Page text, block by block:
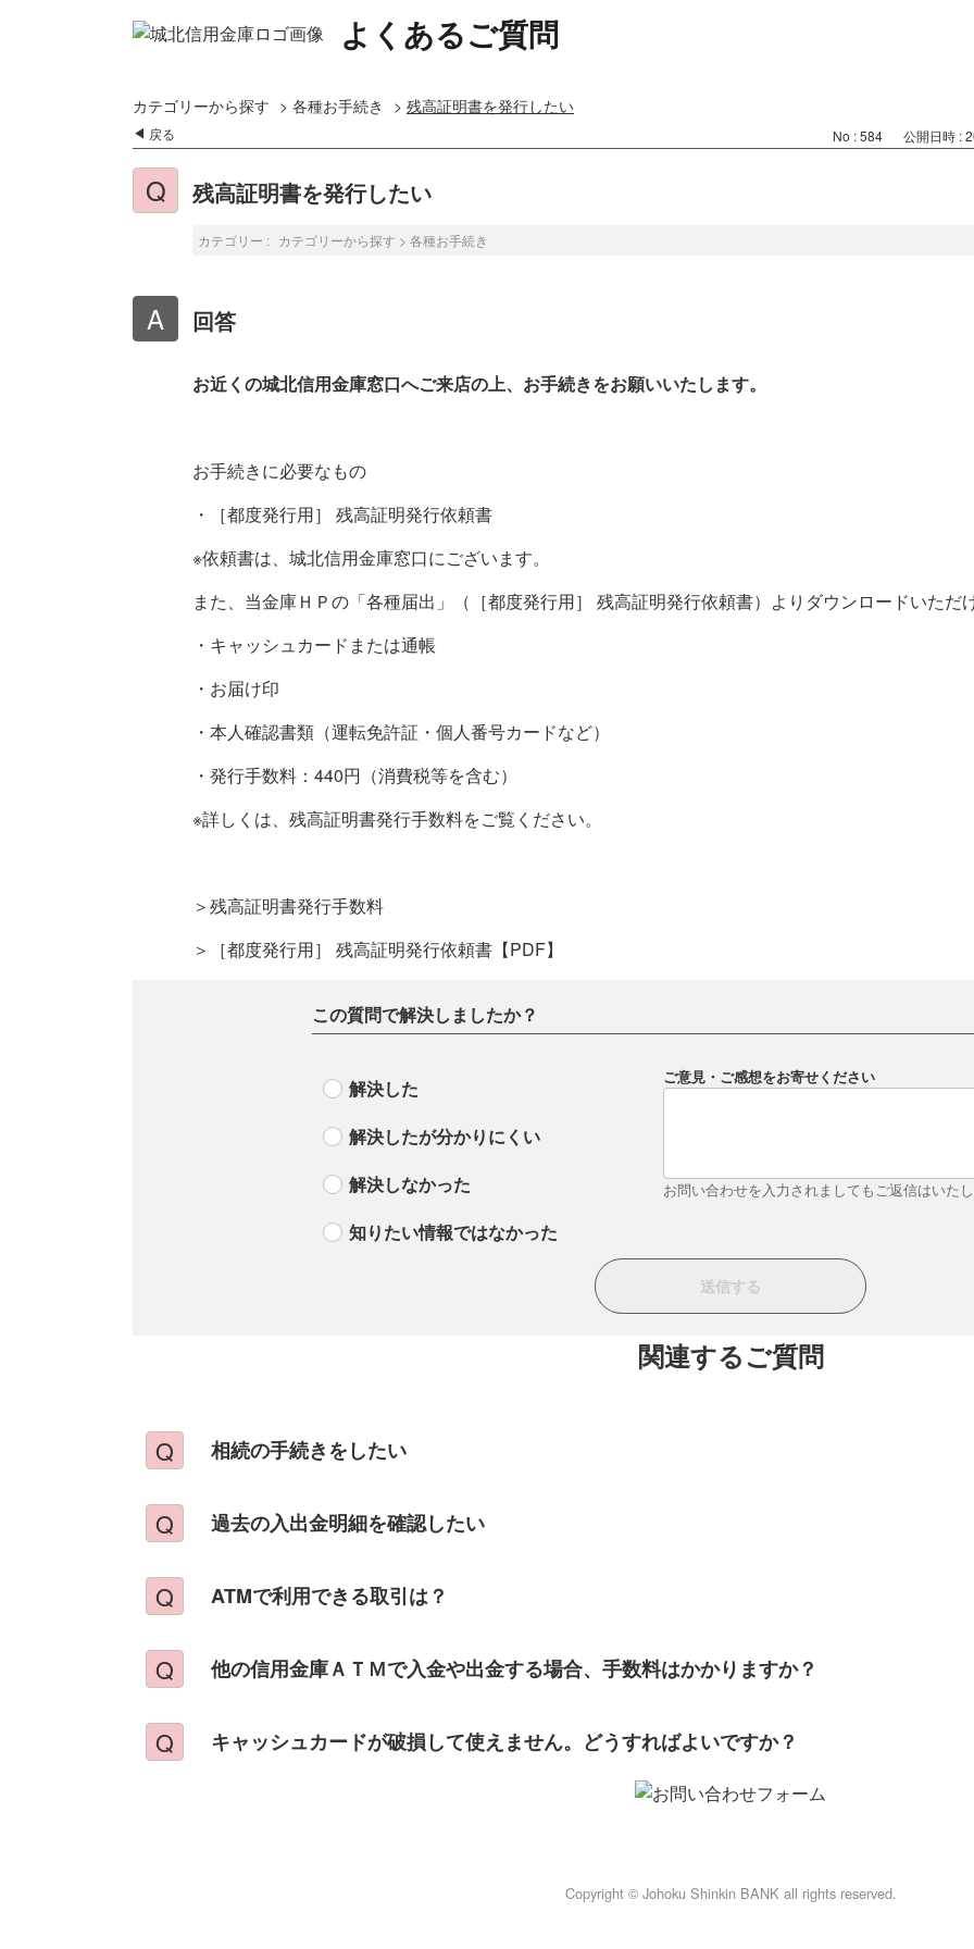
よくあるご質問
カテゴリーから探す > 各種お手続き > 残高証明書を発行したい
戻る No : 584 公開日時 :
残高証明書を発行したい
カテゴリー : カテゴリーから探す > 各種お手続き
回答
お近くの城北信用金庫窓口へご来店の上、お手続きをお願いいたします。
お手続きに必要なもの
・［都度発行用］ 残高証明発行依頼書
※依頼書は、城北信用金庫窓口にございます。
また、当金庫ＨＰの「各種届出」（［都度発行用］ 残高証明発行依頼書）よりダウンロードいただ
・キャッシュカードまたは通帳
・お届け印
・本人確認書類（運転免許証・個人番号カードなど）
・発行手数料：440円（消費税等を含む）
※詳しくは、残高証明書発行手数料をご覧ください。
＞残高証明書発行手数料
＞［都度発行用］ 残高証明発行依頼書【PDF】
この質問で解決しましたか？
解決した
解決したが分かりにくい
解決しなかった
知りたい情報ではなかった
ご意見・ご感想をお寄せください
お問い合わせを入力されましてもご返信はいた
関連するご質問
相続の手続きをしたい
過去の入出金明細を確認したい
ATMで利用できる取引は？
他の信用金庫ＡＴＭで入金や出金する場合、手数料はかかりますか？
キャッシュカードが破損して使えません。どうすればよいですか？
Copyright © Johoku Shinkin BANK all rights reserved.